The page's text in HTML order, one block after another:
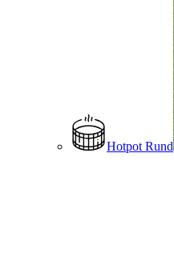
Hotpot Rund